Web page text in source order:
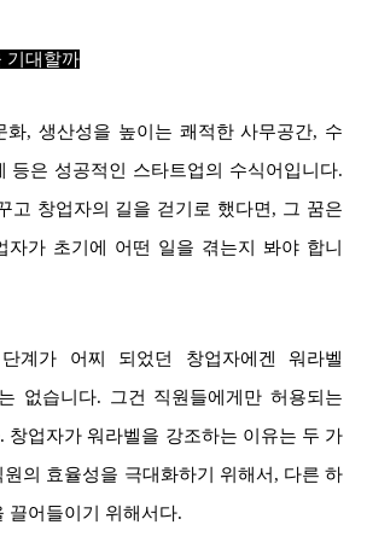
기대할까
화, 생산성을 높이는 쾌적한 사무공간, 수
등은 성공적인 스타트업의 수식어입니다.
고 창업자의 길을 걷기로 했다면, 그 꿈은
자가 초기에 어떤 일을 겪는지 봐야 합니
계가 어찌 되었던 창업자에겐 워라벨
없습니다. 그건 직원들에게만 허용되는
창업자가 워라벨을 강조하는 이유는 두 가
의 효율성을 극대화하기 위해서, 다른 하
끌어들이기 위해서다.